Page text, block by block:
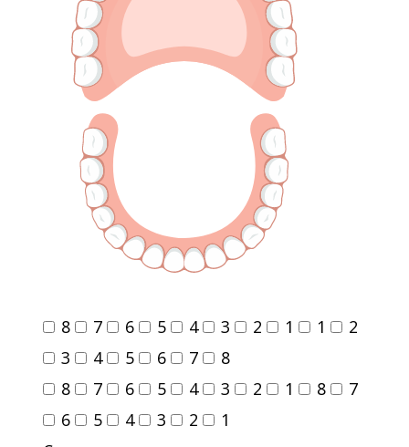
8 7 6 5 4 3 2 1 1
2
3
4 5 6 7
8
8
7 6 5 4 3 2 1 8
7
6
5 4 3 2
1